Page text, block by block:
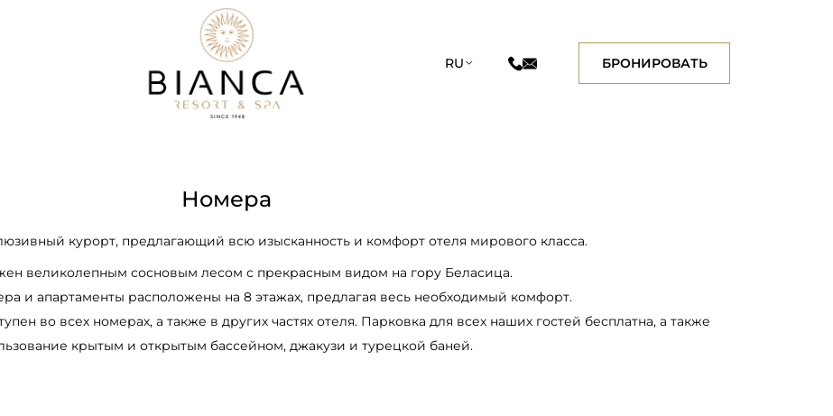
RU БРОНИРОВАТЬ
Номера
курорт, предлагающий всю изысканность и комфорт отеля мирового класса.
великолепным сосновым лесом с прекрасным видом на гору Беласица.
и апартаменты расположены на 8 этажах, предлагая весь необходимый комфорт.
во всех номерах, а также в других частях отеля. Парковка для всех наших гостей бесплатна, а также
крытым и открытым бассейном, джакузи и турецкой баней.